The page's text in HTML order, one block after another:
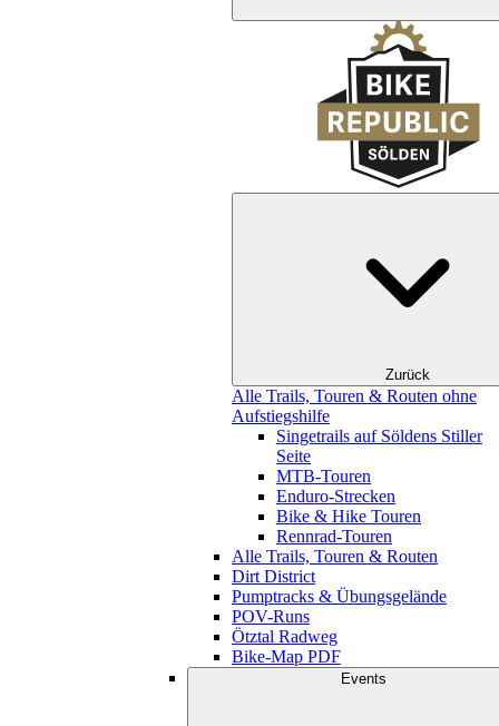
Zurück
Alle Trails, Touren & Routen ohne
Aufstiegshilfe
Singetrails auf Söldens Stiller
Seite
MTB-Touren
Enduro-Strecken
Bike & Hike Touren
Rennrad-Touren
Alle Trails, Touren & Routen
Dirt District
Pumptracks & Übungsgelände
POV-Runs
Ötztal Radweg
Bike-Map PDF
Events